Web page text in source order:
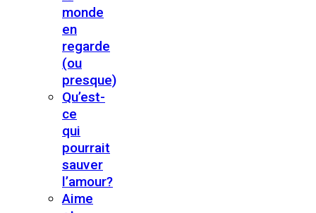
monde
en
regarde
(ou
presque)
Qu’est-
ce
qui
pourrait
sauver
l’amour?
Aime